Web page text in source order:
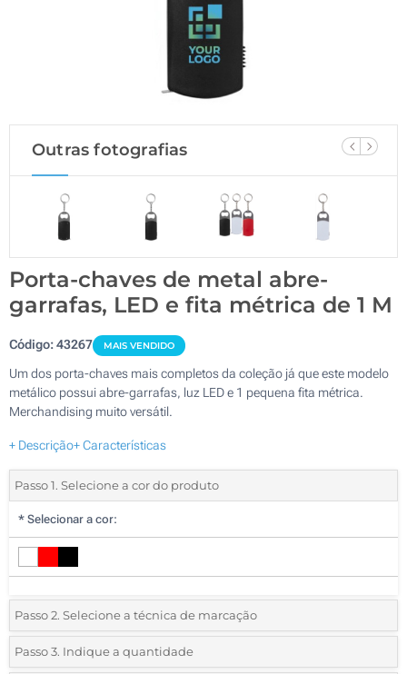
Outras fotografias
Porta-chaves de metal abre-
garrafas, LED e fita métrica de 1 M
Código:43267 MAIS VENDIDO
Um dos porta-chaves mais completos da coleção já que este modelo
metálico possui abre-garrafas, luz LED e 1 pequena fita métrica.
Merchandising muito versátil.
+ Descrição+ Características
Passo 1. Selecione a cor do produto
* Selecionar a cor:
Passo 2. Selecione a técnica de marcação
*Selecione o tipo de marcação e as cores do logotipo:
Passo 3. Indique a quantidade